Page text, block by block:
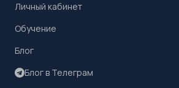
Личный кабинет
Обучение
Блог
Блог в Телеграм